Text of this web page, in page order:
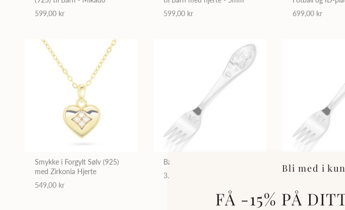
Bli med i
FÅ -15% PÅ
599,00 kr
599,00 kr
699,00 kr
Smykke i Forgylt Sølv (925)
med Zirkonia Hjerte
549,00 kr
Barnegaffel i sølv, Prins
3.299,00 kr